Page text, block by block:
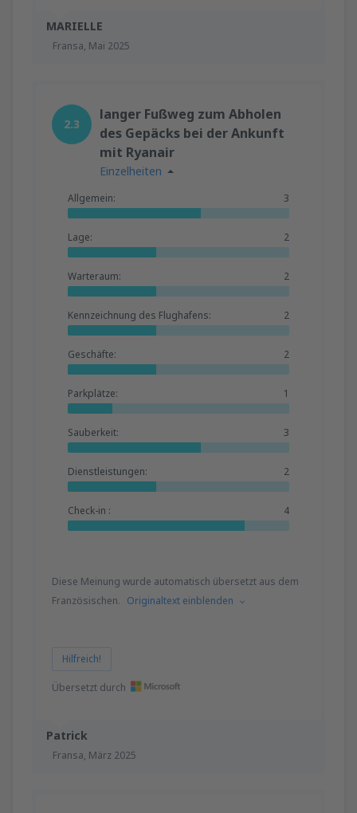
MARIELLE
Fransa, Mai 2025
Patrick
Fransa, März 2025
2.3
langer Fußweg zum Abholen
des Gepäcks bei der Ankunft
mit Ryanair
Einzelheiten
Allgemein: 3
Lage: 2
Warteraum: 2
Kennzeichnung des Flughafens: 2
Geschäfte: 2
Parkplätze: 1
Sauberkeit: 3
Dienstleistungen: 2
Check-in : 4
Diese Meinung wurde automatisch übersetzt aus dem
Französischen. Originaltext einblenden
Hilfreich!
Übersetzt durch